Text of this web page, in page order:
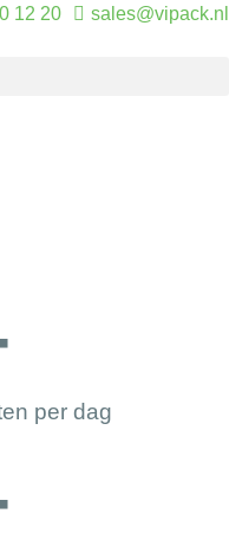
12 20 sales@vipack.nl
per dag